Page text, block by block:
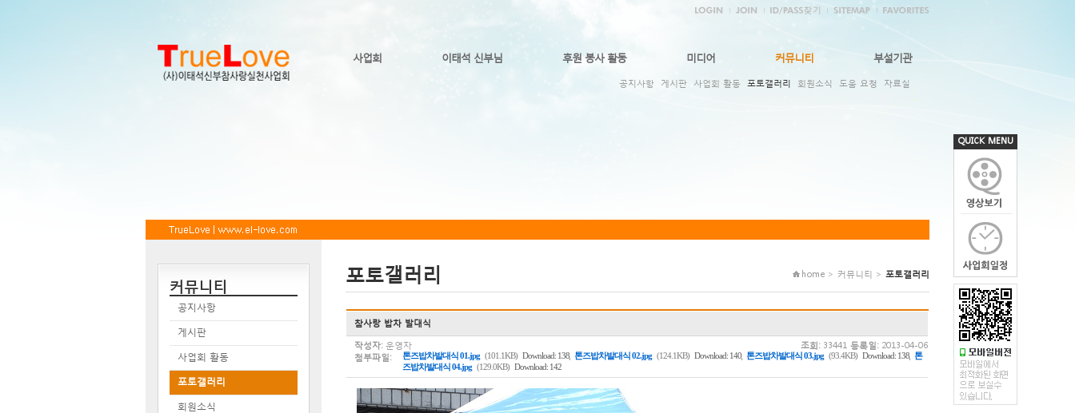
사업회 이태석 신부님 후원 봉사 활동 미디어 커뮤니티 부설기관
공지사항 게시판 사업회 활동 포토갤러리 회원소식 도움 요청 자료실
커뮤니티
공지사항
게시판
사업회 활동
포토갤러리
회원소식
포토갤러리 home > 커뮤니티 > 포토갤러리
참사랑 밥차 발대식
작성자:운영자 조회:33441 등록일:2013-04-06
첨부파일:
톤즈밥차발대식 01.jpg (101.1KB) Download: 138, 톤즈밥차발대식 02.jpg (124.1KB) Download: 140, 톤즈밥차발대식 03.jpg (93.4KB) Download: 138, 톤
즈밥차발대식 04.jpg (129.0KB) Download: 142
QUICK MENU